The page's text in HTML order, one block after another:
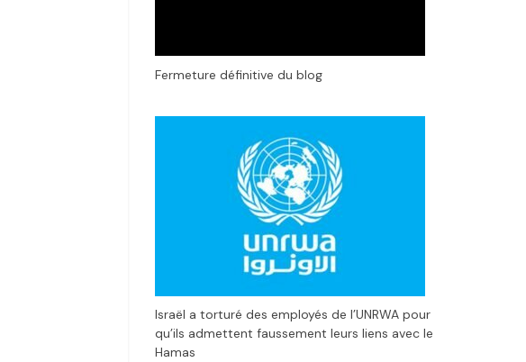
Fermeture définitive du blog
Israël a torturé des employés de l’UNRWA pour
qu’ils admettent faussement leurs liens avec le
Hamas